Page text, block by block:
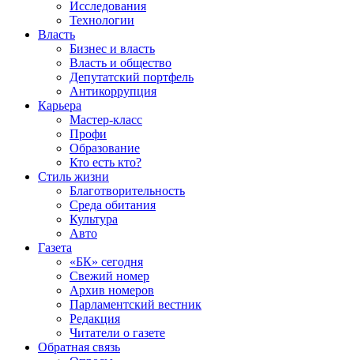
Исследования
Технологии
Власть
Бизнес и власть
Власть и общество
Депутатский портфель
Антикоррупция
Карьера
Мастер-класс
Профи
Образование
Кто есть кто?
Стиль жизни
Благотворительность
Среда обитания
Культура
Авто
Газета
«БК» сегодня
Свежий номер
Архив номеров
Парламентский вестник
Редакция
Читатели о газете
Обратная связь